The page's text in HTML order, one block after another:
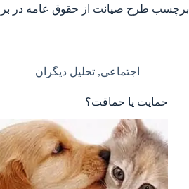
برچسب طرح صیانت از حقوق عامه در
اجتماعی, تحلیل دیگران
حمایت یا حماقت؟